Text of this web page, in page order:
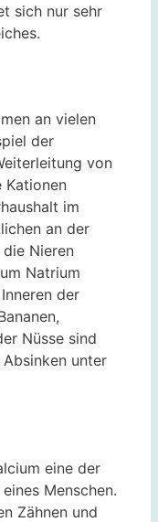
sich nur sehr
an vielen
der
von
Kationen
im
an der
Nieren
Natrium
der
Nüsse sind
unter
eine der
Menschen.
Zähnen und